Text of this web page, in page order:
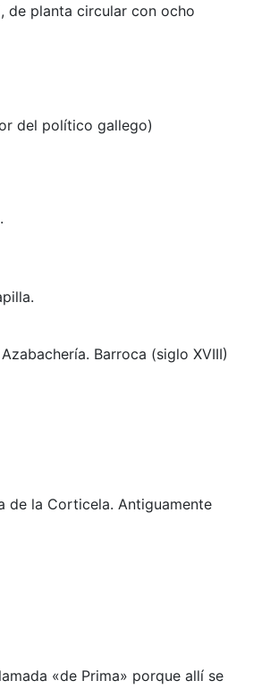
de planta circular con ocho
del político gallego)
Barroca (siglo XVIII)
de la Corticela. Antiguamente
«de Prima» porque allí se